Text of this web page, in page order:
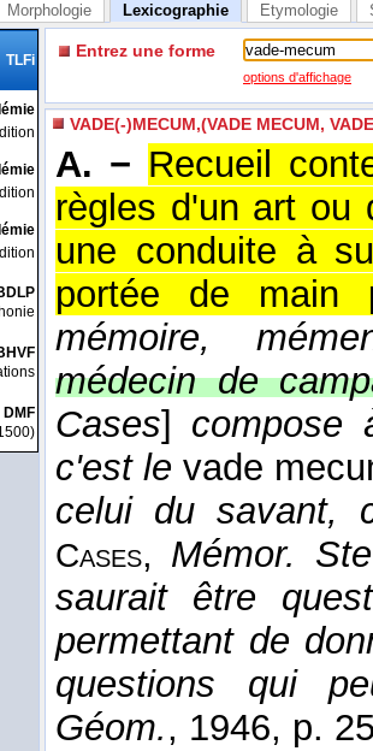
Morphologie Lexicographie Etymologie
TLFi
DMF
Entrez une forme
options d'affichage
VADE(-)MECUM,(VADE MECUM,
A. − Recueil
règles d'un art ou
une conduite à
portée de main
mémoire,
médecin de
Cases]
compose
c'est le vade
celui du savant,
Cases, Mémor.
saurait être
permettant de
questions qui
Géom., 1946, p.